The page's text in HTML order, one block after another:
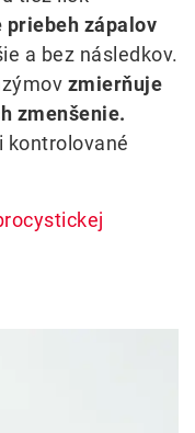
zápalov
a bez následkov.
zmierňuje
zmenšenie.
kontrolované